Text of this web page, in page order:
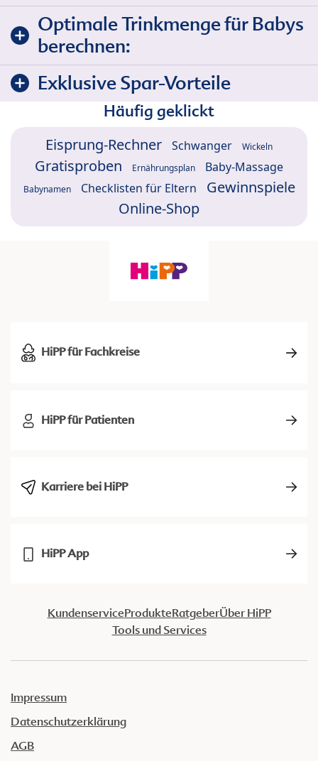
Optimale Trinkmenge für Babys
berechnen:
Exklusive Spar-Vorteile
Häufig geklickt
Eisprung-Rechner Schwanger Wickeln
Gratisproben Ernährungsplan Baby-Massage
Babynamen Checklisten für Eltern
Gewinnspiele
Online-Shop
HiPP für Fachkreise
HiPP für Patienten
Karriere bei HiPP
HiPP App
KundenserviceProdukteRatgeberÜber HiPP
Tools und Services
Impressum
Datenschutzerklärung
AGB